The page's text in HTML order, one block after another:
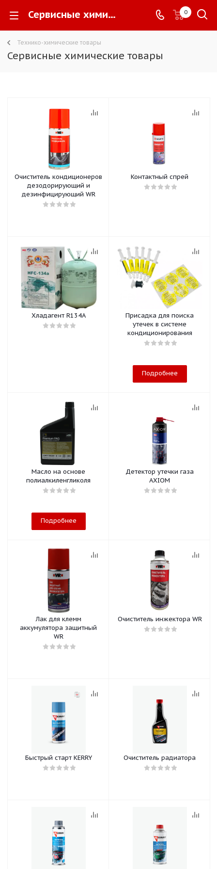
Сервисные химические товары - 0
Технико-химические товары
Сервисные химические товары
Очиститель кондиционеров
дезодорирующий и
дезинфицирующий WR
Контактный спрей
Хладагент R134A
Присадка для поиска
утечек в системе
кондиционирования
Подробнее
Масло на основе
полиалкиленгликоля
Подробнее
Детектор утечки газа
AXIOM
Лак для клемм
аккумулятора защитный
WR
Очиститель инжектора WR
Быстрый старт KERRY Очиститель радиатора